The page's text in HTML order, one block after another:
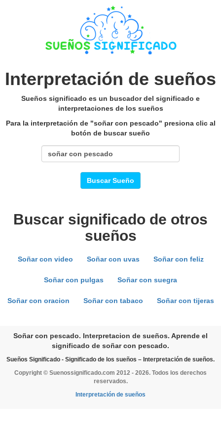
Interpretación de sueños
Sueños significado es un buscador del significado e
interpretaciones de los sueños
Para la interpretación de "soñar con pescado" presiona clic al
botón de buscar sueño
Buscar Sueño
Buscar significado de otros
sueños
Soñar con video Soñar con uvas Soñar con feliz
Soñar con pulgas Soñar con suegra
Soñar con oracion Soñar con tabaco Soñar con tijeras
Soñar con pescado. Interpretacion de sueños. Aprende el
significado de soñar con pescado.
Sueños Significado - Significado de los sueños – Interpretación de sueños.
Copyright © Suenossignificado.com 2012 - 2026. Todos los derechos
reservados.
Interpretación de sueños